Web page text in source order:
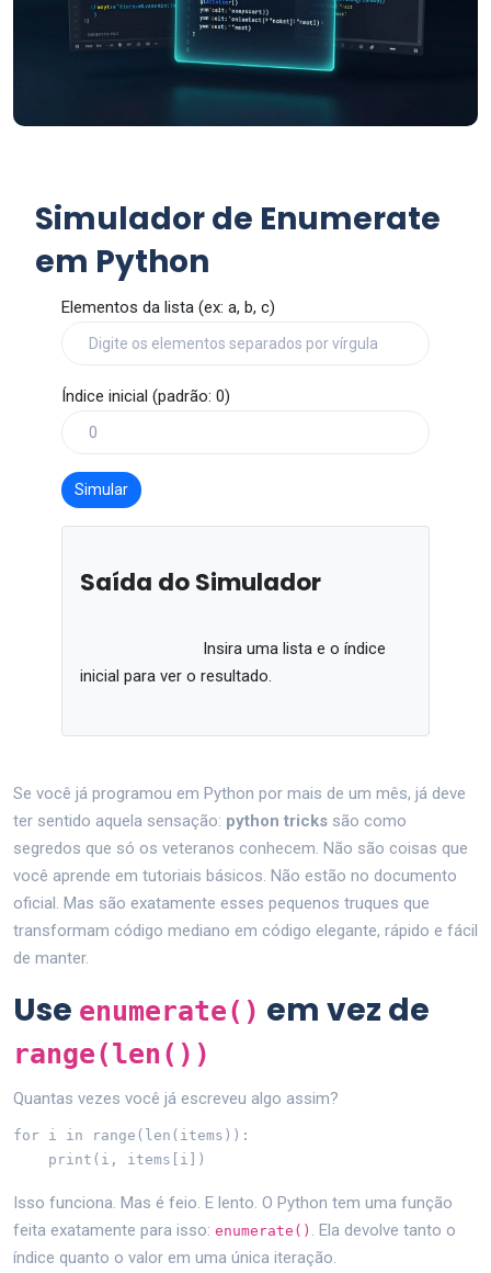
Simulador de Enumerate
em Python
Elementos da lista (ex: a, b, c)
Índice inicial (padrão: 0)
Simular
Saída do Simulador
inicial para ver o resultado.
Se você já programou em Python por mais de um mês, já deve
ter sentido aquela sensação: python tricks são como
segredos que só os veteranos conhecem. Não são coisas que
você aprende em tutoriais básicos. Não estão no documento
oficial. Mas são exatamente esses pequenos truques que
transformam código mediano em código elegante, rápido e fácil
de manter.
Use enumerate() em vez de
range(len())
Quantas vezes você já escreveu algo assim?
for i in range(len(items)):
    print(i, items[i])
Isso funciona. Mas é feio. E lento. O Python tem uma função
feita exatamente para isso: enumerate()
. Ela devolve tanto o
índice quanto o valor em uma única iteração.